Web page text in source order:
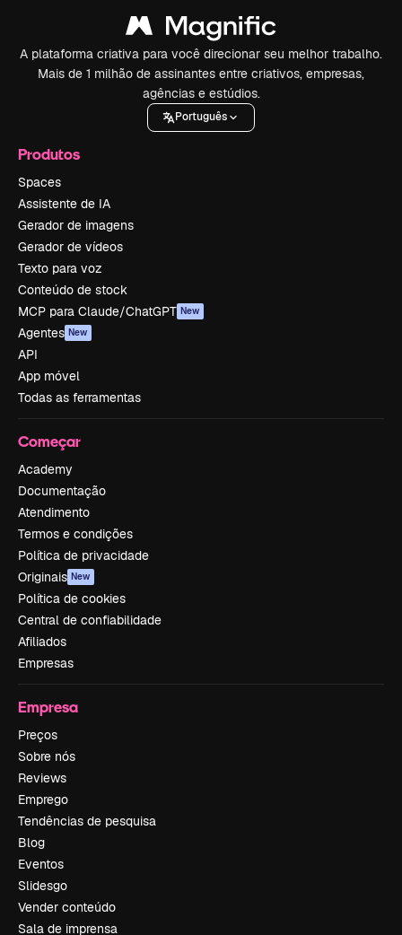
A plataforma criativa para você direcionar seu melhor trabalho.
Mais de 1 milhão de assinantes entre criativos, empresas,
agências e estúdios.
Português
Produtos
Spaces
Assistente de IA
Gerador de imagens
Gerador de vídeos
Texto para voz
Conteúdo de stock
MCP para Claude/ChatGPT New
Agentes New
API
App móvel
Todas as ferramentas
Começar
Academy
Documentação
Atendimento
Termos e condições
Política de privacidade
Originais New
Política de cookies
Central de confiabilidade
Afiliados
Empresas
Empresa
Preços
Sobre nós
Reviews
Emprego
Tendências de pesquisa
Blog
Eventos
Slidesgo
Vender conteúdo
Sala de imprensa